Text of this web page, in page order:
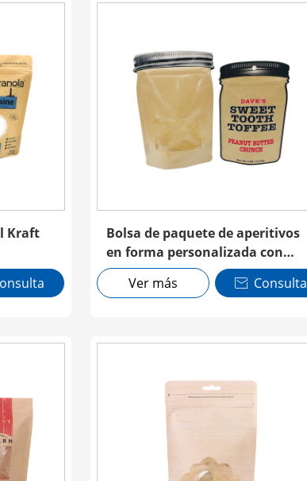
Kraft
Bolsa de paquete de aperitivos
en forma personalizada con
ventana y cremallera
Ver más  Consulta